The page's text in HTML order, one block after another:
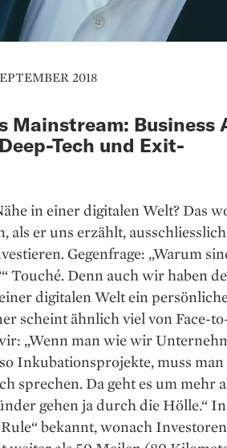
2018
Mainstream: Business
Tech und Exit-
in einer digitalen Welt? Das
er uns erzählt,
Gegenfrage: „Warum
Touché. Denn auch wir haben
digitalen Welt ein
scheint ähnlich viel von Face-
„Wenn man wie wir
Inkubationsprojekte, muss
sprechen. Da geht es um mehr
gehen ja durch die Hölle.“
bekannt, wonach